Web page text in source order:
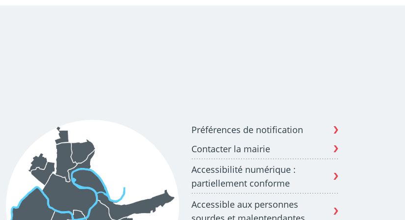
Préférences de notification
Contacter la mairie
Accessibilité numérique :
partiellement conforme
Accessible aux personnes